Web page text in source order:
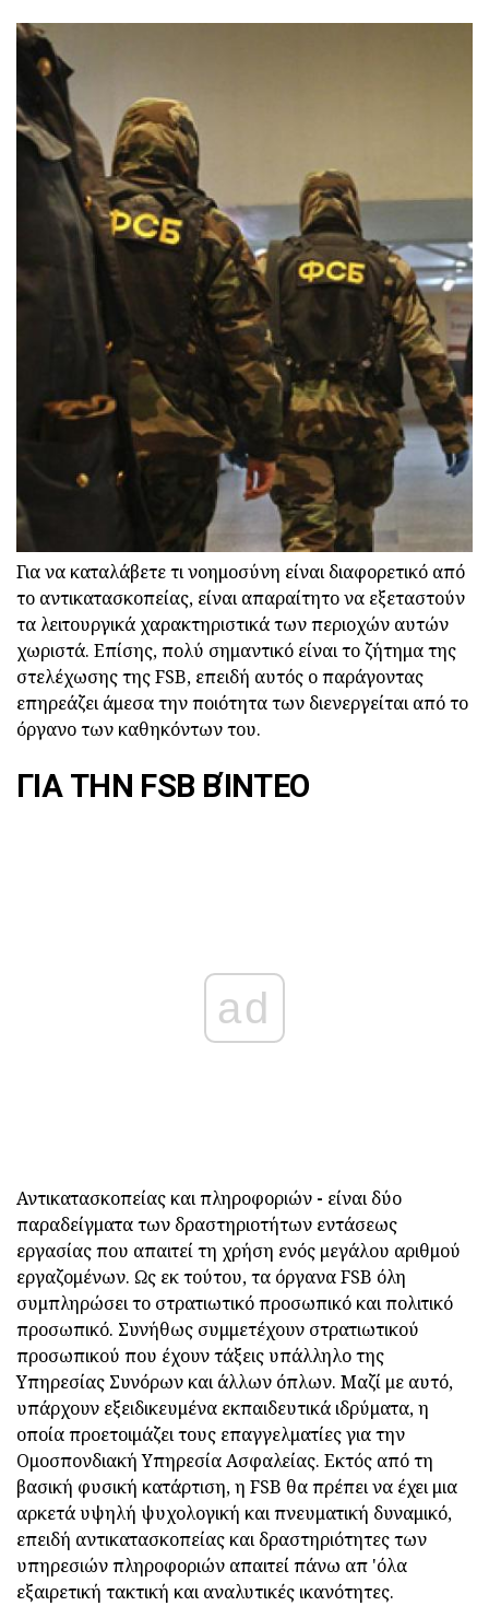
Για να καταλάβετε τι νοημοσύνη είναι διαφορετικό από
το αντικατασκοπείας, είναι απαραίτητο να εξεταστούν
τα λειτουργικά χαρακτηριστικά των περιοχών αυτών
χωριστά. Επίσης, πολύ σημαντικό είναι το ζήτημα της
στελέχωσης της FSB, επειδή αυτός ο παράγοντας
επηρεάζει άμεσα την ποιότητα των διενεργείται από το
όργανο των καθηκόντων του.
ΓΙΑ ΤΗΝ FSB ΒΊΝΤΕΟ
ad
Αντικατασκοπείας και πληροφοριών - είναι δύο
παραδείγματα των δραστηριοτήτων εντάσεως
εργασίας που απαιτεί τη χρήση ενός μεγάλου αριθμού
εργαζομένων. Ως εκ τούτου, τα όργανα FSB όλη
συμπληρώσει το στρατιωτικό προσωπικό και πολιτικό
προσωπικό. Συνήθως συμμετέχουν στρατιωτικού
προσωπικού που έχουν τάξεις υπάλληλο της
Υπηρεσίας Συνόρων και άλλων όπλων. Μαζί με αυτό,
υπάρχουν εξειδικευμένα εκπαιδευτικά ιδρύματα, η
οποία προετοιμάζει τους επαγγελματίες για την
Ομοσπονδιακή Υπηρεσία Ασφαλείας. Εκτός από τη
βασική φυσική κατάρτιση, η FSB θα πρέπει να έχει μια
αρκετά υψηλή ψυχολογική και πνευματική δυναμικό,
επειδή αντικατασκοπείας και δραστηριότητες των
υπηρεσιών πληροφοριών απαιτεί πάνω απ 'όλα
εξαιρετική τακτική και αναλυτικές ικανότητες.